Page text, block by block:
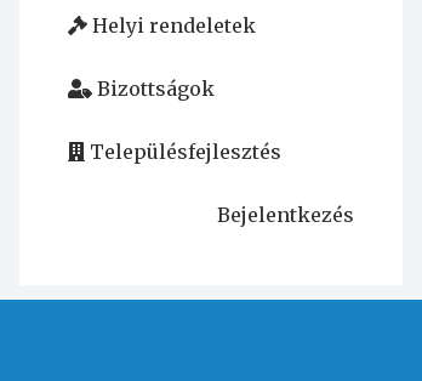
Helyi rendeletek
Bizottságok
Településfejlesztés
account
Bejelentkezés